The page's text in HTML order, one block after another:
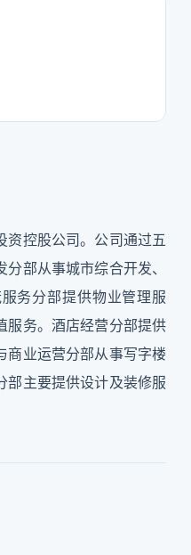
资控股公司。公司通过五
部从事城市综合开发、
务分部提供物业管理服
服务。酒店经营分部提供
商业运营分部从事写字楼
部主要提供设计及装修服